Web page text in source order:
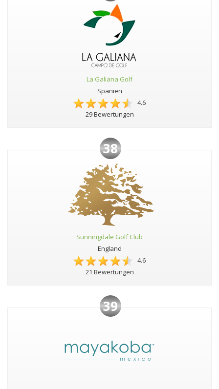
La Galiana Golf
Spanien
4.6
29 Bewertungen
38
Sunningdale Golf Club
England
4.6
21 Bewertungen
39